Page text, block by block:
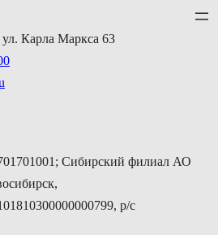
Карла Маркса 63
Сибирский филиал АО
р/с